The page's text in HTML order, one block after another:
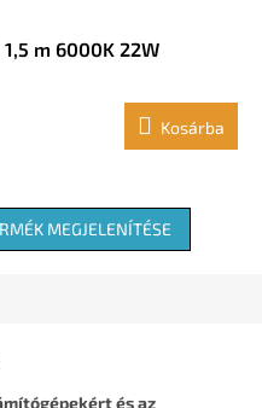
1,5 m 6000K 22W
Kosárba
MEGJELENÍTÉSE
és az